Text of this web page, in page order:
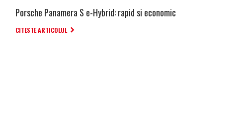
Porsche Panamera S e-Hybrid: rapid si economic
CITESTE ARTICOLUL